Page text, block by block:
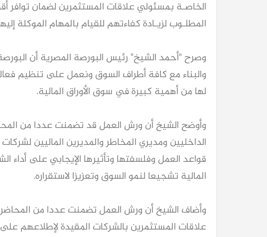
الخاصـة بمسئولي علاقات المستثمرين لضمان توافر
المطلـوب لزيـادة كفاءتهم للقيام بالمهام الموكلة
وصرح "أحمد الشيخ" رئيس البورصة المصرية أن
والبناء مع كافة أطراف السوق ونعمل على تنظيم
لها من أهمية كبيرة في سوق الأوراق المالية.
وأوضح الشيخ أن ورش العمل قد تضمنت عددا من
الداخليين ومديري المخاطر والمديرين الماليين
قواعد العمل وفلسفتها وتأثيرها الإيجابي على أداء
المالية تشجيعا لنمو السوق وتعزيزا لاستقراره.
وأضاف الشيخ أن ورش العمل تضمنت عددا من
علاقات المستثمرين بالشركات المقيدة لإطلاعهم